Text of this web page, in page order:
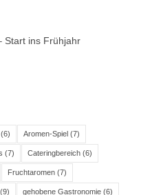
Start ins Frühjahr
Aromen-Spiel(7)
(7) Cateringbereich(6)
Fruchtaromen(7)
gehobene Gastronomie(6)